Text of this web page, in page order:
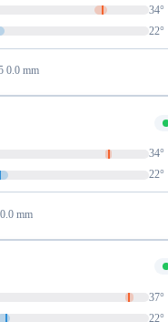
34°
22°
0.0 mm
34°
22°
mm
37°
22°